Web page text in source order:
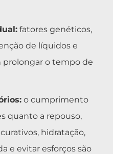
fatores genéticos,
de líquidos e
o tempo de
o cumprimento
quanto a repouso,
hidratação,
e evitar esforços são